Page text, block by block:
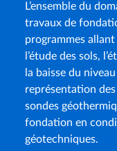
L’ensemble du
travaux de
programmes
l’étude des sols,
la baisse du
représentation
sondes
fondation en
géotechniques.